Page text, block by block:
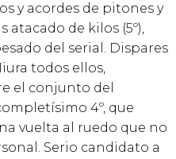
y acordes de pitones y
atacado de kilos (5º),
del serial. Dispares
todos ellos,
el conjunto del
4º, que
vuelta al ruedo que no
Serio candidato a